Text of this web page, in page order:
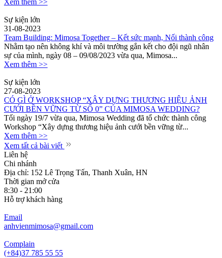
Sự kiện lớn
31-08-2023
Team Building: Mimosa Together – Kết sức mạnh, Nối thành công
Nhằm tạo nên không khí và môi trường gắn kết cho đội ngũ nhân
sự của mình, ngày 08 – 09/08/2023 vừa qua, Mimosa...
Xem thêm >>
Sự kiện lớn
27-08-2023
CÓ GÌ Ở WORKSHOP “XÂY DỰNG THƯƠNG HIỆU ẢNH
CƯỚI BỀN VỮNG TỪ SỐ 0” CỦA MIMOSA WEDDING?
Tối ngày 19/7 vừa qua, Mimosa Wedding đã tổ chức thành công
Workshop “Xây dựng thương hiệu ảnh cưới bền vững từ...
Xem thêm >>
Xem tất cả bài viết
Liên hệ
Chi nhánh
Địa chỉ: 152 Lê Trọng Tấn, Thanh Xuân, HN
Thời gian mở cửa
8:30 - 21:00
Hỗ trợ khách hàng
Email
anhvienmimosa@gmail.com
Complain
(+84)37 785 55 55